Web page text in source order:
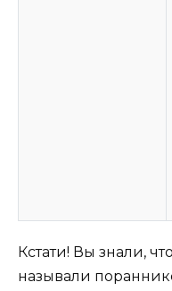
Кстати! Вы знали,
называли